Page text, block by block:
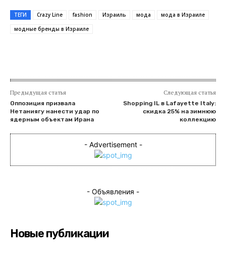
ТЕГИ Crazy Line fashion Израиль мода
мода в Израиле
модные бренды в Израиле
Предыдущая статья
Оппозиция призвала
Нетаниягу нанести удар по
ядерным объектам Ирана
Следующая статья
Shopping IL в Lafayette Italy:
скидка 25% на зимнюю
коллекцию
- Advertisement -
- Объявления -
Новые публикации